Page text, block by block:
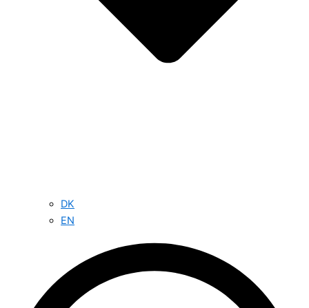
DK
EN